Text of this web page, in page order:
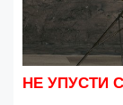
НЕ УПУСТИ